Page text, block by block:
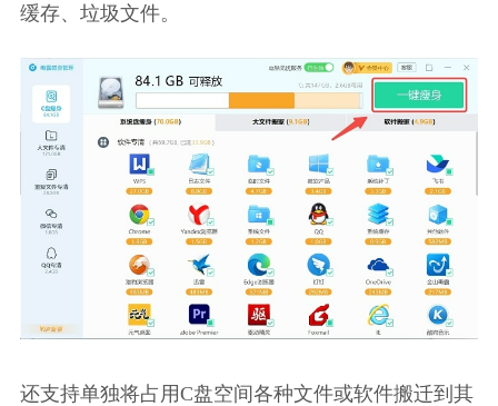
缓存、垃圾文件。
还支持单独将占用C盘空间各种文件或软件搬迁到其